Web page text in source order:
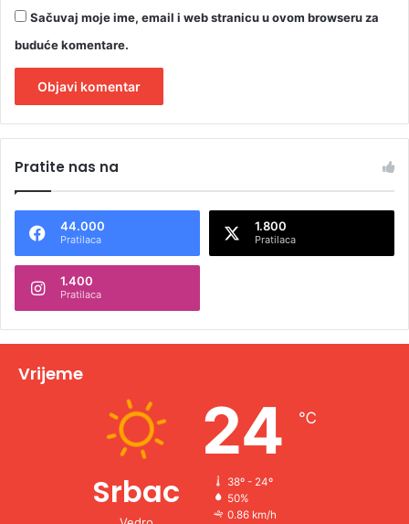
Sačuvaj moje ime, email i web stranicu u ovom browseru za
buduće komentare.
t
n
t
v
Pratite nas na
44.000
Pratilaca
1.800
Pratilaca
1.400
Pratilaca
Vrijeme
Srbac
24 ℃
38º - 24º
50%
0.86 km/h